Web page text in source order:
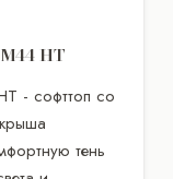
HT
- софттоп со
тень